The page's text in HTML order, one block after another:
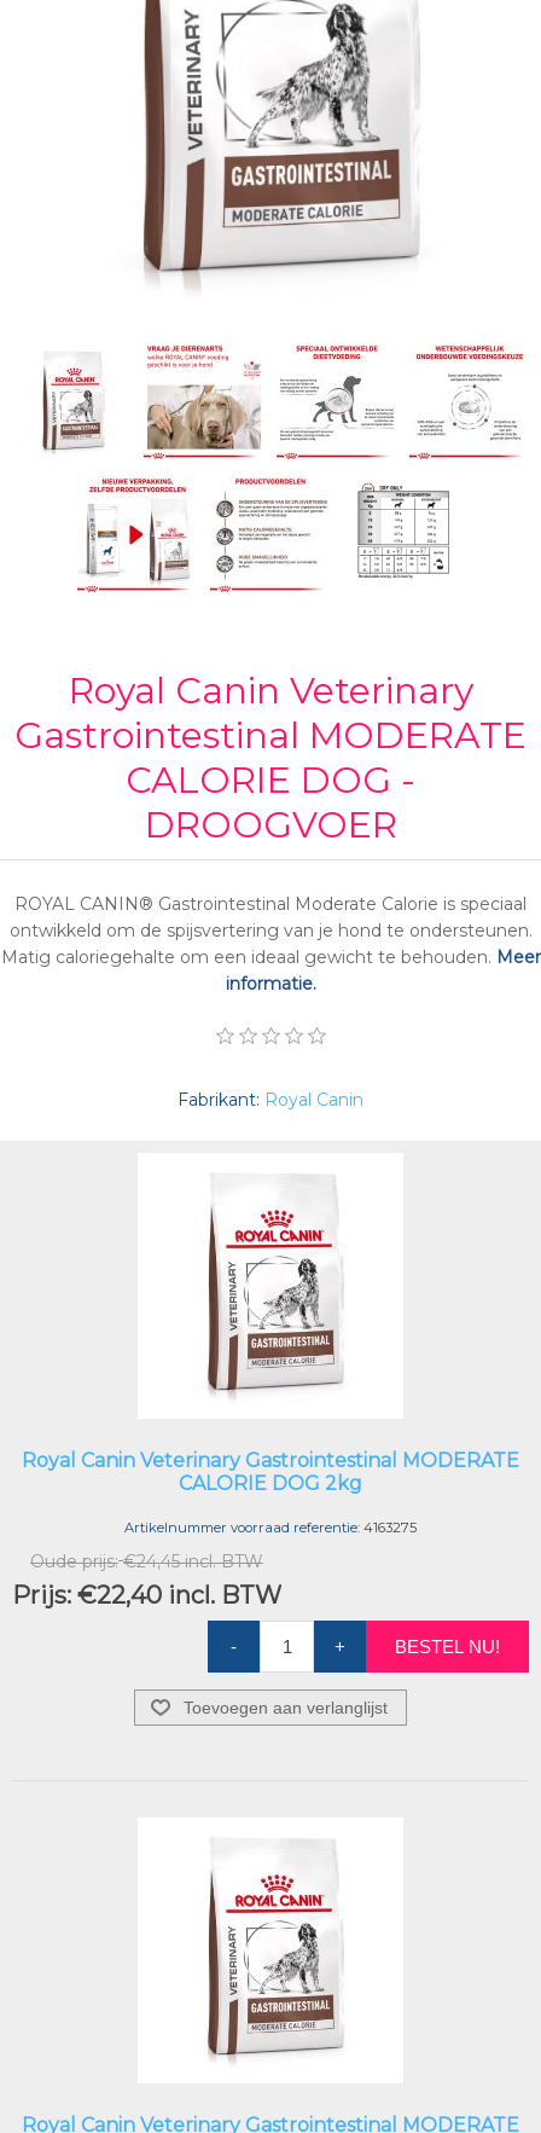
Royal Canin Veterinary
Gastrointestinal MODERATE
CALORIE DOG -
DROOGVOER
ROYAL CANIN® Gastrointestinal Moderate Calorie is speciaal
ontwikkeld om de spijsvertering van je hond te ondersteunen.
Matig caloriegehalte om een ideaal gewicht te behouden. Meer
informatie.
Fabrikant: Royal Canin
Royal Canin Veterinary Gastrointestinal MODERATE
CALORIE DOG 2kg
Artikelnummer voorraad referentie: 4163275
Oude prijs: €24,45 incl. BTW
Prijs: €22,40 incl. BTW
- + BESTEL NU!
Toevoegen aan verlanglijst
Royal Canin Veterinary Gastrointestinal MODERATE